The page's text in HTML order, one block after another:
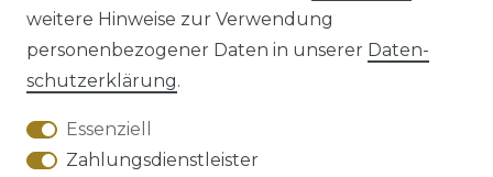
AGB Barrierefreiheitserklärung
weitere Hinweise zur Verwendung
personenbezogener Daten in unserer Daten­
schutz­erklärung.
Essenziell
Zahlungsdienstleister